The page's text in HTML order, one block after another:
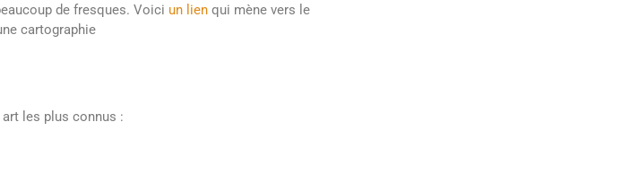
de fresques. Voici un lien qui mène vers le
cartographie
les plus connus :